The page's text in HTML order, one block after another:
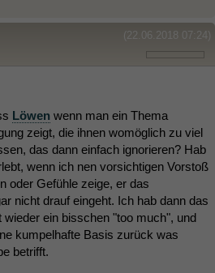
(22.06.2018 07:24)
Löwen wenn man ein Thema
zeigt, die ihnen womöglich zu viel
das dann einfach ignorieren? Hab
wenn ich nen vorsichtigen Vorstoß
oder Gefühle zeige, er das
nicht drauf eingeht. Ich hab dann das
ein bisschen "too much", und
kumpelhafte Basis zurück was
betrifft.